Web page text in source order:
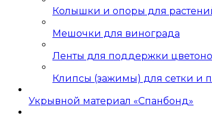
Колышки и опоры для
Мешочки для винограда
Ленты для поддержки
Клипсы (зажимы) для сетки и
Укрывной материал «Спанбонд»